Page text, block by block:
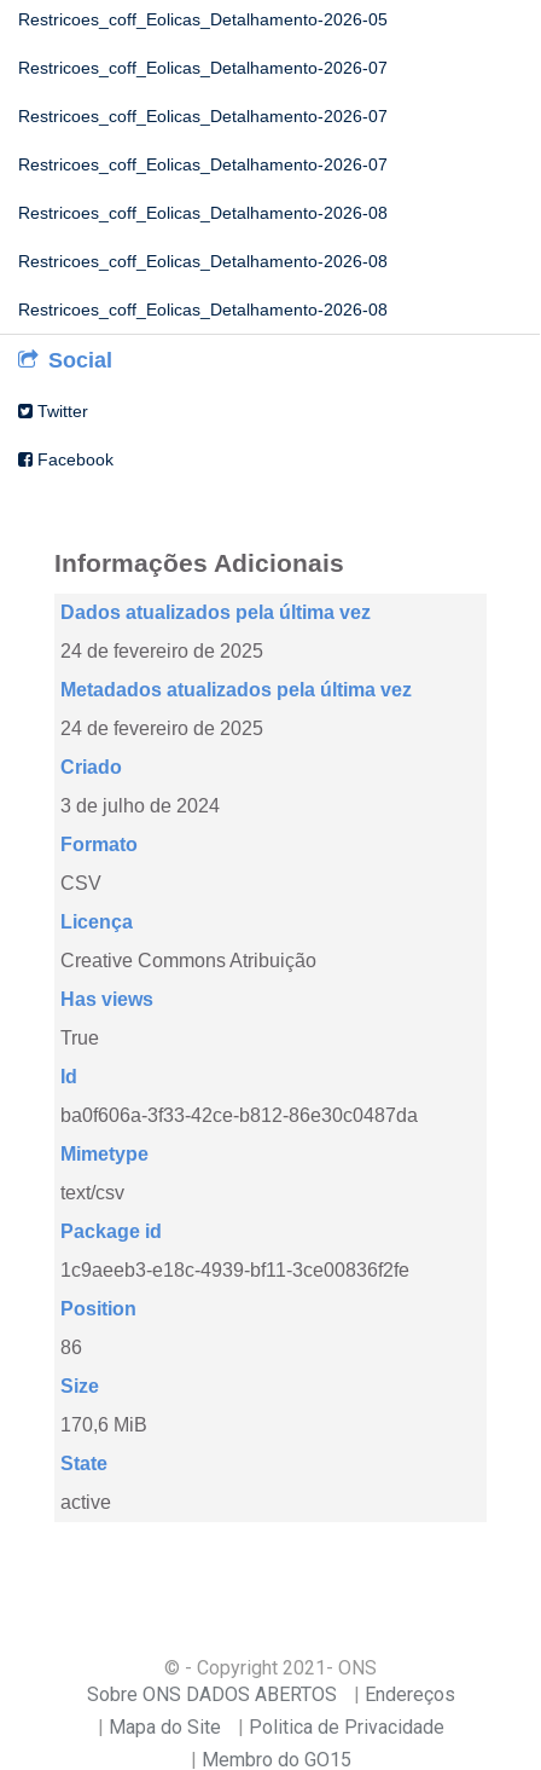
Restricoes_coff_Eolicas_Detalhamento-2026-05
Restricoes_coff_Eolicas_Detalhamento-2026-07
Restricoes_coff_Eolicas_Detalhamento-2026-07
Restricoes_coff_Eolicas_Detalhamento-2026-07
Restricoes_coff_Eolicas_Detalhamento-2026-08
Restricoes_coff_Eolicas_Detalhamento-2026-08
Restricoes_coff_Eolicas_Detalhamento-2026-08
Social
Twitter
Facebook
Informações Adicionais
Dados atualizados pela última vez
24 de fevereiro de 2025
Metadados atualizados pela última vez
24 de fevereiro de 2025
Criado
3 de julho de 2024
Formato
CSV
Licença
Creative Commons Atribuição
Has views
True
Id
ba0f606a-3f33-42ce-b812-86e30c0487da
Mimetype
text/csv
Package id
1c9aeeb3-e18c-4939-bf11-3ce00836f2fe
Position
86
Size
170,6 MiB
State
active
© - Copyright 2021 - ONS
Sobre ONS DADOS ABERTOS
Endereços
Mapa do Site
Politica de Privacidade
Membro do GO15